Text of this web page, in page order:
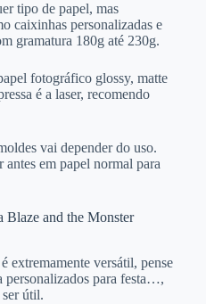
tipo de papel, mas
caixinhas personalizadas e
gramatura 180g até 230g.
fotográfico glossy, matte
é a laser, recomendo
vai depender do uso.
em papel normal para
Blaze and the Monster
extremamente versátil, pense
personalizados para festa…,
útil.